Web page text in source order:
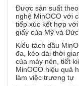
Được sản suất
nghệ MinOCO với
tiếp xúc kết hợp
giấy của Mỹ và
Kiểu tách dầu
đa, kéo dài thời
của máy nén, tiết
MinOCO hiệu quả
làm việc trương tự